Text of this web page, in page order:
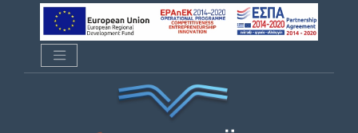
springen